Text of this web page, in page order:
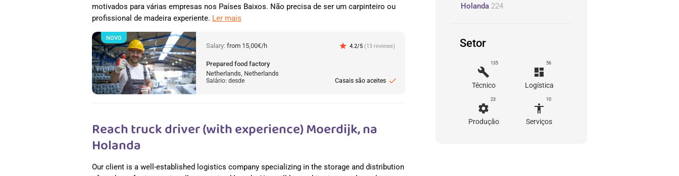
motivados para várias empresas nos Países Baixos. Não precisa de ser um carpinteiro ou
profissional de madeira experiente. Ler mais
Salary: from 15,00€/h star 4.2/5 (13 reviews)
Prepared food factory
Netherlands, Netherlands
Salário: desde Casais são aceites check
NOVO
Reach truck driver (with experience) Moerdijk, na
Holanda
Our client is a well-established logistics company specializing in the storage and distribution
Holanda 224
Setor
135
build
Técnico
56
dashboard
Logística
23
settings
Produção
10
accessibility
Serviços